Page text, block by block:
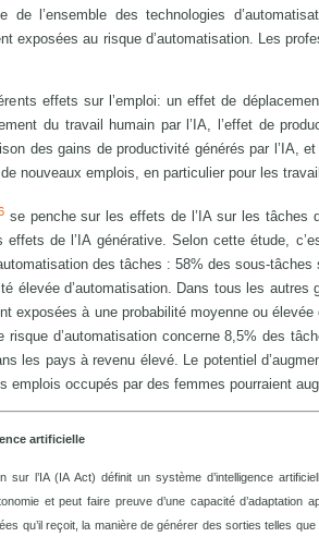
de l’ensemble des technologies
exposées au risque d’automatisation. Les
effets sur l’emploi: un effet de
du travail humain par l’IA, l’effet de
des gains de productivité générés par l’IA,
nouveaux emplois, en particulier pour les
se penche sur les effets de l’IA sur les tâches
effets de l’IA générative. Selon cette étude,
des tâches : 58% des sous-
élevée d’automatisation. Dans tous les
exposées à une probabilité moyenne ou
risque d’automatisation concerne 8,5% des
les pays à revenu élevé. Le potentiel
emplois occupés par des femmes pourraient
artificielle
sur l’IA (IA Act) définit un système d’intelligence
et peut faire preuve d’une capacité
qu’il reçoit, la manière de générer des sorties telles